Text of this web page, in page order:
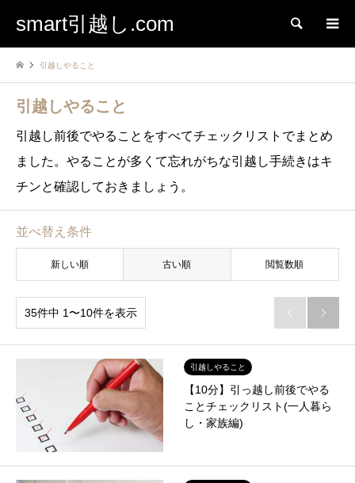
smart引越し.com 検索
引越しやること
引越しやること
引越し前後でやることをすべてチェックリストでまとめ
ました。やることが多くて忘れがちな引越し手続きはキ
チンと確認しておきましょう。
並べ替え条件
新しい順 古い順 閲覧数順
35件中 1〜10件を表示  
引越しやること
【10分】引っ越し前後でやる
ことチェックリスト(一人暮ら
し・家族編)